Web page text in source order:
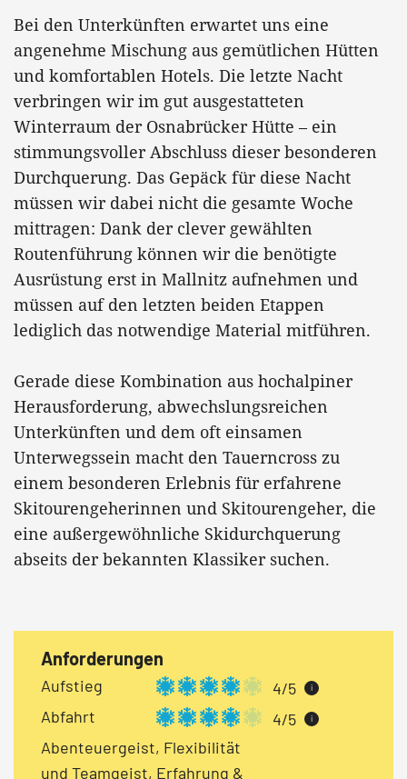
Bei den Unterkünften erwartet uns eine
angenehme Mischung aus gemütlichen Hütten
und komfortablen Hotels. Die letzte Nacht
verbringen wir im gut ausgestatteten
Winterraum der Osnabrücker Hütte – ein
stimmungsvoller Abschluss dieser besonderen
Durchquerung. Das Gepäck für diese Nacht
müssen wir dabei nicht die gesamte Woche
mittragen: Dank der clever gewählten
Routenführung können wir die benötigte
Ausrüstung erst in Mallnitz aufnehmen und
müssen auf den letzten beiden Etappen
lediglich das notwendige Material mitführen.
Gerade diese Kombination aus hochalpiner
Herausforderung, abwechslungsreichen
Unterkünften und dem oft einsamen
Unterwegssein macht den Tauerncross zu
einem besonderen Erlebnis für erfahrene
Skitourengeherinnen und Skitourengeher, die
eine außergewöhnliche Skidurchquerung
abseits der bekannten Klassiker suchen.
Anforderungen
Aufstieg 4/5 i
Abfahrt 4/5 i
Abenteuergeist, Flexibilität
und Teamgeist, Erfahrung &